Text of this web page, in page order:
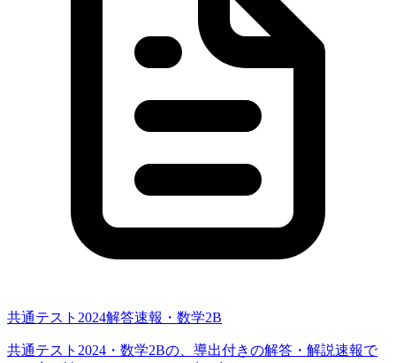
共通テスト2024解答速報・数学2B
共通テスト2024・数学2Bの、導出付きの解答・解説速報で